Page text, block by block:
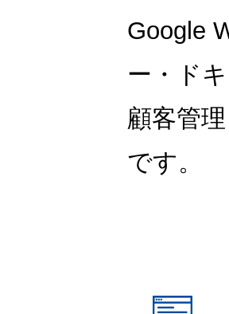
Google
ー・ド
顧客管
です。